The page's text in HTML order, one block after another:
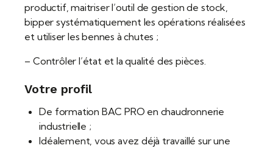
productif, maitriser l’outil de gestion de stock,
bipper systématiquement les opérations réalisées
et utiliser les bennes à chutes ;
– Contrôler l’état et la qualité des pièces.
Votre profil
De formation BAC PRO en chaudronnerie
industrielle ;
Idéalement, vous avez déjà travaillé sur une